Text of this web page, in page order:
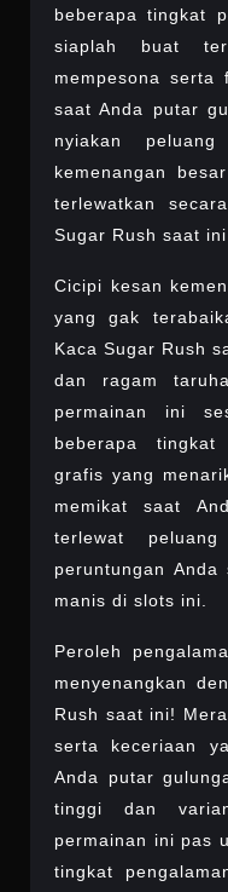
beberapa tingkat
siaplah buat
mempesona serta
saat Anda putar
nyiakan
kemenangan
terlewatkan
Sugar Rush saat
Cicipi kesan
yang gak
Kaca Sugar Rush
dan ragam
permainan ini
beberapa
grafis yang
memikat saat
terlewat
peruntungan Anda
manis di slots ini.
Peroleh
menyenangkan
Rush saat ini!
serta keceriaan
Anda putar
tinggi dan
permainan ini pas
tingkat